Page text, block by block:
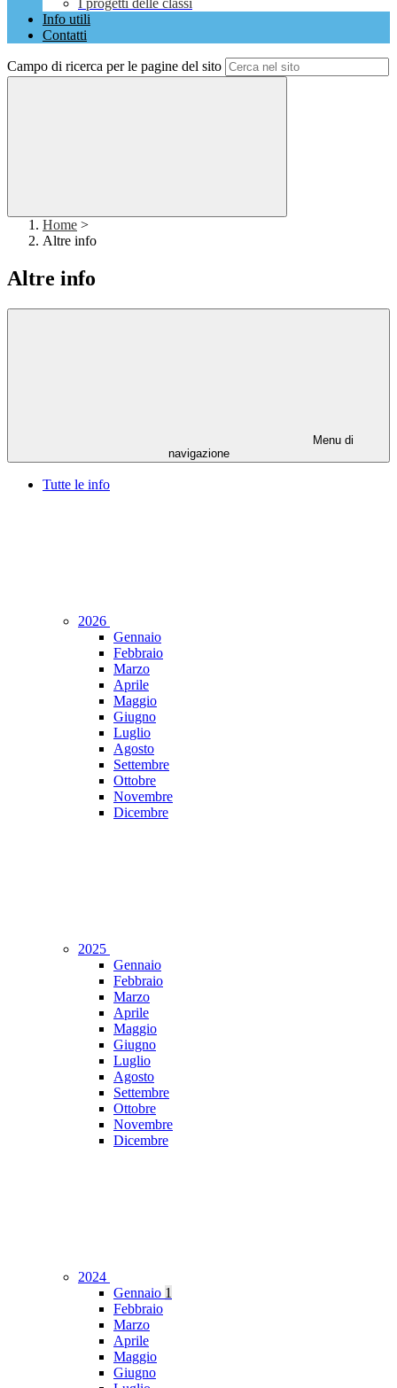
I progetti delle classi
Info utili
Contatti
Campo di ricerca per le pagine del sito
Home >
Altre info
Altre info
Menu di
navigazione
Tutte le info
2026
Gennaio
Febbraio
Marzo
Aprile
Maggio
Giugno
Luglio
Agosto
Settembre
Ottobre
Novembre
Dicembre
2025
Gennaio
Febbraio
Marzo
Aprile
Maggio
Giugno
Luglio
Agosto
Settembre
Ottobre
Novembre
Dicembre
2024
Gennaio 1
Febbraio
Marzo
Aprile
Maggio
Giugno